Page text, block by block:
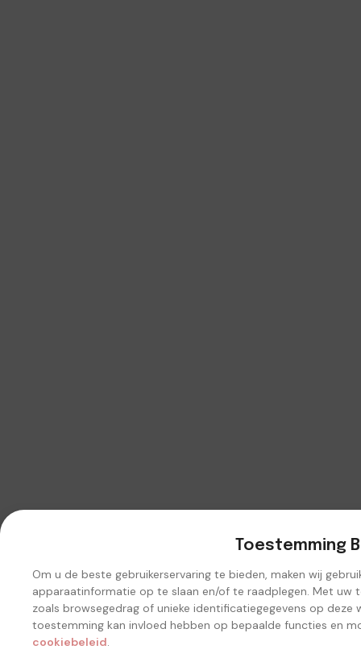
Toestemming
Om u de beste gebruikerservaring te bieden, maken wij
apparaatinformatie op te slaan en/of te raadplegen. Met uw
zoals browsegedrag of unieke identificatiegegevens op deze
toestemming kan invloed hebben op bepaalde functies en
cookiebeleid.